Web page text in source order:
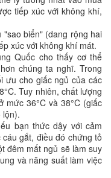
tiếp xúc với không khí,
biển" (dang rộng hai
xúc với không khí mát.
Quốc cho thấy cơ thể
chúng ta nghĩ. Trong
ưu cho giấc ngủ của các
Tuy nhiên, chất lượng
mức 36°C và 38°C (giấc
lộn).
bạn thức dậy với cảm
gắt, điều đó chứng tỏ
đêm mất ngủ sẽ làm suy
và năng suất làm việc